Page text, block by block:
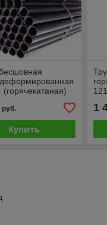
(горячекатаная)
руб.
Купить
1